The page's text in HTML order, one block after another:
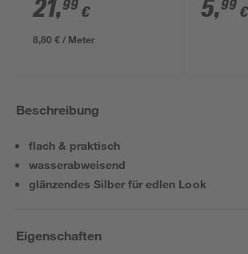
cm
21,99 €
8,80 € / Meter
Stück
5,99 €
Beschreibung
flach & praktisch
wasserabweisend
glänzendes Silber für edlen Look
Eigenschaften